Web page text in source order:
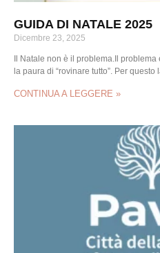
GUIDA DI NATALE 2025
Dicembre 23, 2025
Il Natale non è il problema.Il
la paura di “rovinare tutto”. Per questo
CONTINUA A LEGGERE »